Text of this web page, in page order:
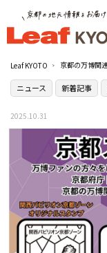
Leaf KYOTO
ニュース 新着記事
2025.10.31